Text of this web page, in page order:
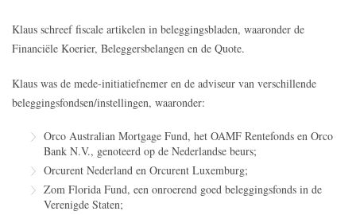
Klaus schreef fiscale artikelen in beleggingsbladen, waaronder de
Financiële Koerier, Beleggersbelangen en de Quote.
Klaus was de mede-initiatiefnemer en de adviseur van verschillende
beleggingsfondsen/instellingen, waaronder:
Orco Australian Mortgage Fund, het OAMF Rentefonds en Orco
Bank N.V., genoteerd op de Nederlandse beurs;
Orcurent Nederland en Orcurent Luxemburg;
Zom Florida Fund, een onroerend goed beleggingsfonds in de
Verenigde Staten;